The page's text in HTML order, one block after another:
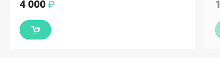
1 500